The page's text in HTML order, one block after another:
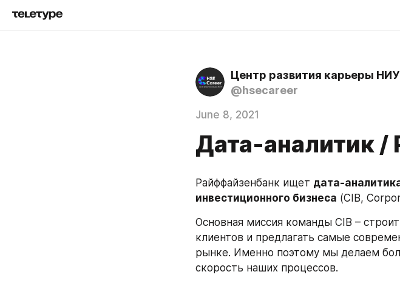
Центр развития карьеры
@hsecareer
June 8, 2021
Дата-аналитик
Райффайзенбанк ищет дата-
инвестиционного бизнеса (CIB,
Основная миссия команды CIB –
клиентов и предлагать самые
рынке. Именно поэтому мы делаем
скорость наших процессов.